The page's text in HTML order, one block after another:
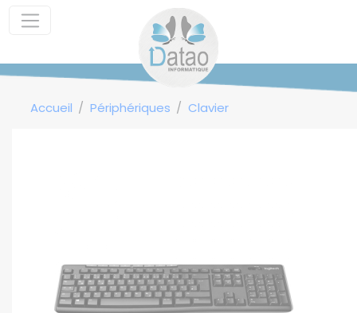
Accueil Périphériques Clavier
Panneau de gestion des cookies